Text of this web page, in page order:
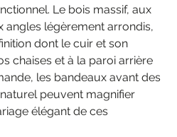
Le bois massif, aux
angles légèrement arrondis,
dont le cuir et son
chaises et à la paroi arrière
les bandeaux avant des
peuvent magnifier
élégant de ces